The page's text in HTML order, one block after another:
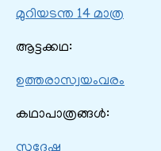
മുറിയടന്ത 14 മാത്ര
ആട്ടക്കഥ:
ഉത്തരാസ്വയംവരം
കഥാപാത്രങ്ങൾ: